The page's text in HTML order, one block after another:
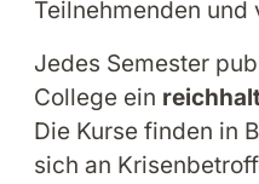
Teilnehmenden
Jedes Semester
College ein
Die Kurse finden in
sich an